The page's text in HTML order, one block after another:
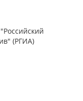
(РГИА)